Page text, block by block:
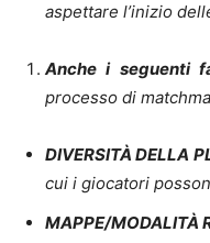
aspettare l’inizio
Anche i seguenti
processo di
DIVERSITÀ DELLA
cui i giocatori
MAPPE/MODALITÀ